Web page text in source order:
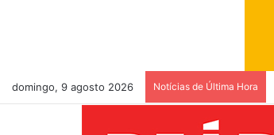
domingo, 9 agosto 2026 Notícias de Última Hora